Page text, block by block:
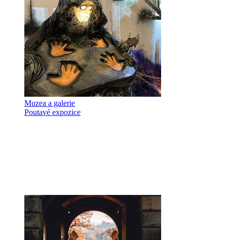
Muzea a galerie
Poutavé expozice